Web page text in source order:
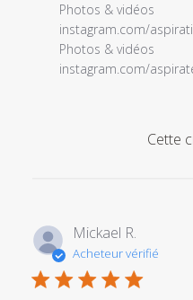
Photos & vidéos
instagram.com/
Photos & vidéos
instagram.com/
Cette
Mickael R.
Acheteur vérifié